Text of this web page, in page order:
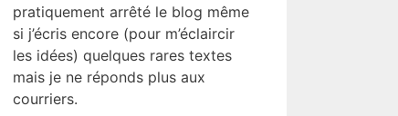
pratiquement arrêté le blog même
si j’écris encore (pour m’éclaircir
les idées) quelques rares textes
mais je ne réponds plus aux
courriers.